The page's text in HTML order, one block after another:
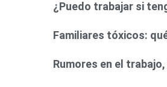
¿Puedo trabajar si
Familiares tóxicos:
Rumores en el